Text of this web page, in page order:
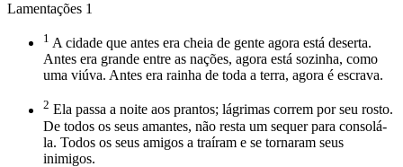
Lamentações 1
1 A cidade que antes era cheia de gente agora está deserta.
Antes era grande entre as nações, agora está sozinha, como
uma viúva. Antes era rainha de toda a terra, agora é escrava.
2 Ela passa a noite aos prantos; lágrimas correm por seu rosto.
De todos os seus amantes, não resta um sequer para consolá-
la. Todos os seus amigos a traíram e se tornaram seus
inimigos.